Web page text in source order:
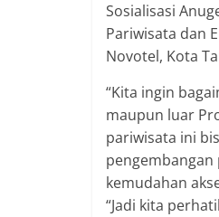
Sosialisasi
Pariwisata dan
Novotel, Kota
“Kita ingin
maupun luar
pariwisata ini
kemudahan
“Jadi kita